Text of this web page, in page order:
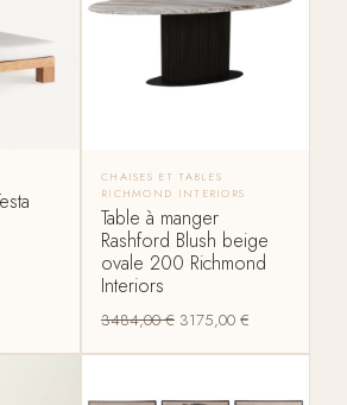
CHAISES ET TABLES
RICHMOND INTERIORS
Table à manger
Rashford Blush beige
ovale 200 Richmond
Interiors
3484,00€ 3175,00 €